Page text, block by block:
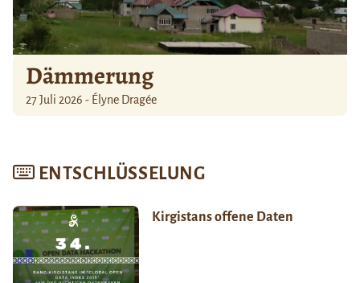
Dämmerung
27 Juli 2026 - Élyne Dragée
ENTSCHLÜSSELUNG
Kirgistans offene Daten